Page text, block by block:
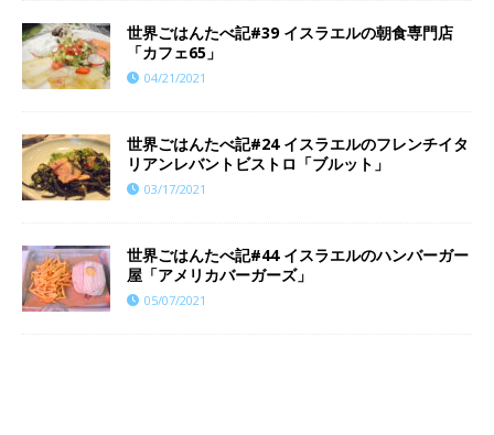
世界ごはんたべ記#39 イスラエルの朝食専門店
「カフェ65」
04/21/2021
世界ごはんたべ記#24 イスラエルのフレンチイタ
リアンレバントビストロ「ブルット」
03/17/2021
世界ごはんたべ記#44 イスラエルのハンバーガー
屋「アメリカバーガーズ」
05/07/2021